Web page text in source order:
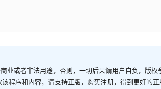
业或者非法用途，否则，一切后果请用户自负，版权
程序和内容，请支持正版，购买注册，得到更好的